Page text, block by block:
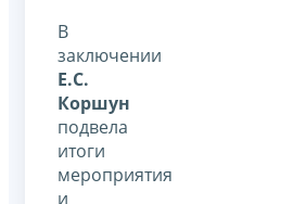
В
заключении
Е.С.
Коршун
подвела
итоги
мероприятия
и